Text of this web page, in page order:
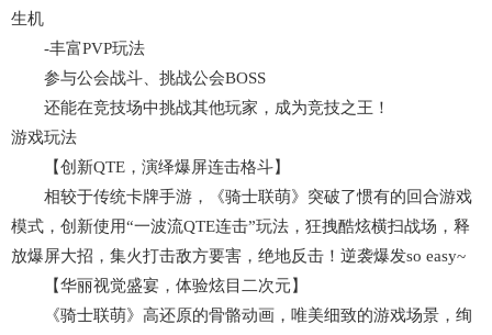
生机
-丰富PVP玩法
参与公会战斗、挑战公会BOSS
还能在竞技场中挑战其他玩家，成为竞技之王！
游戏玩法
【创新QTE，演绎爆屏连击格斗】
相较于传统卡牌手游，《骑士联萌》突破了惯有的回合游戏
模式，创新使用“一波流QTE连击”玩法，狂拽酷炫横扫战场，释
放爆屏大招，集火打击敌方要害，绝地反击！逆袭爆发so easy~
【华丽视觉盛宴，体验炫目二次元】
《骑士联萌》高还原的骨骼动画，唯美细致的游戏场景，绚